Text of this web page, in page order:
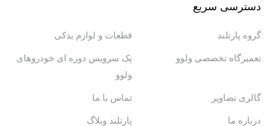
دسترسی سریع
گروه پارتلند قطعات و لوازم یدکی
تعمیرگاه تخصصی ولوو
پک سرویس دوره ای خودروهای
ولوو
گالری تصاویر تماس با ما
درباره ما پارتلند وبلاگ